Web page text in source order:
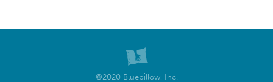
©2020 Bluepillow, Inc.